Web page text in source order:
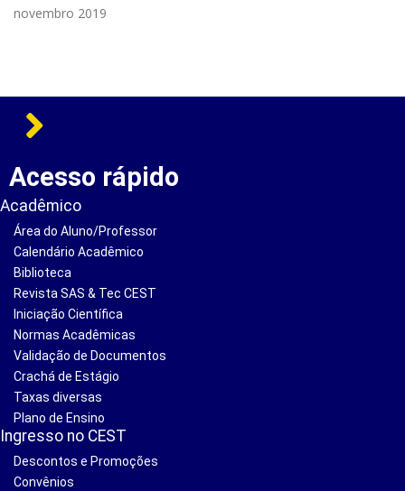
novembro 2019
Acesso rápido
Acadêmico
Área do Aluno/Professor
Calendário Acadêmico
Biblioteca
Revista SAS & Tec CEST
Iniciação Científica
Normas Acadêmicas
Validação de Documentos
Crachá de Estágio
Taxas diversas
Plano de Ensino
Ingresso no CEST
Descontos e Promoções
Convênios